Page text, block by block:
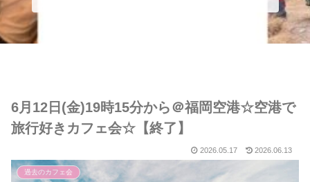
6月12日(金)19時15分から＠福岡空港☆空港で
旅行好きカフェ会☆【終了】
2026.05.17 2026.06.13
過去のカフェ会